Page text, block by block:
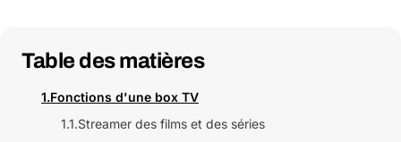
Table des matières
1.Fonctions d'une box TV
1.1.Streamer des films et des séries